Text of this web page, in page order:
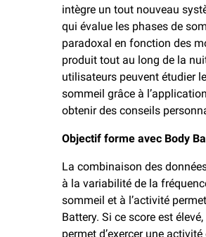
intègre un tout nouveau
qui évalue les phases de
paradoxal en fonction des
produit tout au long de la
utilisateurs peuvent étudier
sommeil grâce à
obtenir des conseils
Objectif forme avec Body
La combinaison des
à la variabilité de la
sommeil et à l’activité
Battery. Si ce score est
permet d’exercer une